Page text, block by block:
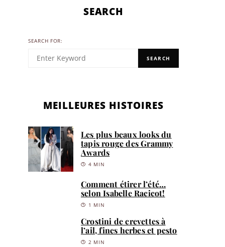
SEARCH
SEARCH FOR:
SEARCH
MEILLEURES HISTOIRES
Les plus beaux looks du
tapis rouge des Grammy
Awards
4 MIN
Comment étirer l’été…
selon Isabelle Racicot!
1 MIN
Crostini de crevettes à
l’ail, fines herbes et pesto
2 MIN